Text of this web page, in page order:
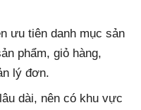
ưu tiên danh mục sản
phẩm, giỏ hàng,
lý đơn.
dài, nên có khu vực